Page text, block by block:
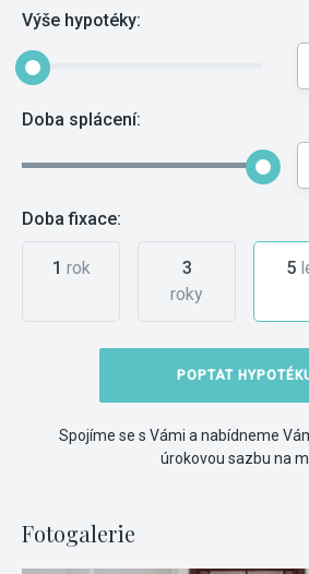
Výše hypotéky:
Doba splácení:
Doba fixace:
1 rok
3
roky
5
POPTAT
Spojíme se s Vámi a nabídneme
úrokovou sazbu na
Fotogalerie